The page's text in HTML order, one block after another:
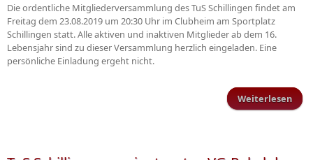
Die ordentliche Mitgliederversammlung des TuS Schillingen findet am
Freitag dem 23.08.2019 um 20:30 Uhr im Clubheim am Sportplatz
Schillingen statt. Alle aktiven und inaktiven Mitglieder ab dem 16.
Lebensjahr sind zu dieser Versammlung herzlich eingeladen. Eine
persönliche Einladung ergeht nicht.
Weiterlesen